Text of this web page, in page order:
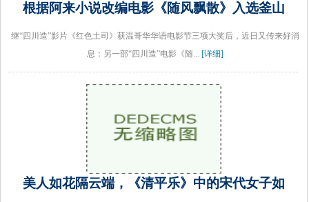
根据阿来小说改编电影《随风飘散》入选釜山
继“四川造”影片《红色土司》获温哥华华语电影节三项大奖后，近日又传来好消
息：另一部“四川造”电影《随... [详细]
美人如花隔云端，《清平乐》中的宋代女子如